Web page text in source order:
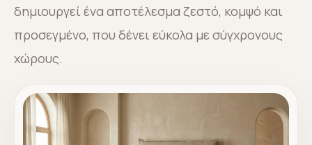
δημιουργεί ένα αποτέλεσμα ζεστό, κομψό και
προσεγμένο, που δένει εύκολα με σύγχρονους
χώρους.